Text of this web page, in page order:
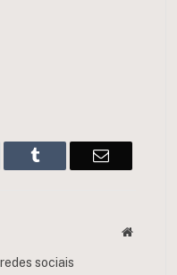
Tumblr Email
Website
sociais